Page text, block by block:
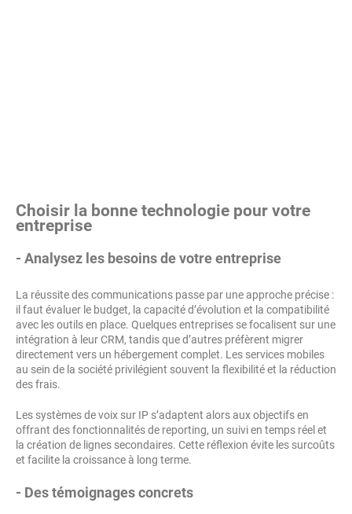
Choisir la bonne technologie pour votre
entreprise
- Analysez les besoins de votre entreprise
La réussite des communications passe par une approche précise :
il faut évaluer le budget, la capacité d’évolution et la compatibilité
avec les outils en place. Quelques entreprises se focalisent sur une
intégration à leur CRM, tandis que d’autres préfèrent migrer
directement vers un hébergement complet. Les services mobiles
au sein de la société privilégient souvent la flexibilité et la réduction
des frais.
Les systèmes de voix sur IP s’adaptent alors aux objectifs en
offrant des fonctionnalités de reporting, un suivi en temps réel et
la création de lignes secondaires. Cette réflexion évite les surcoûts
et facilite la croissance à long terme.
- Des témoignages concrets